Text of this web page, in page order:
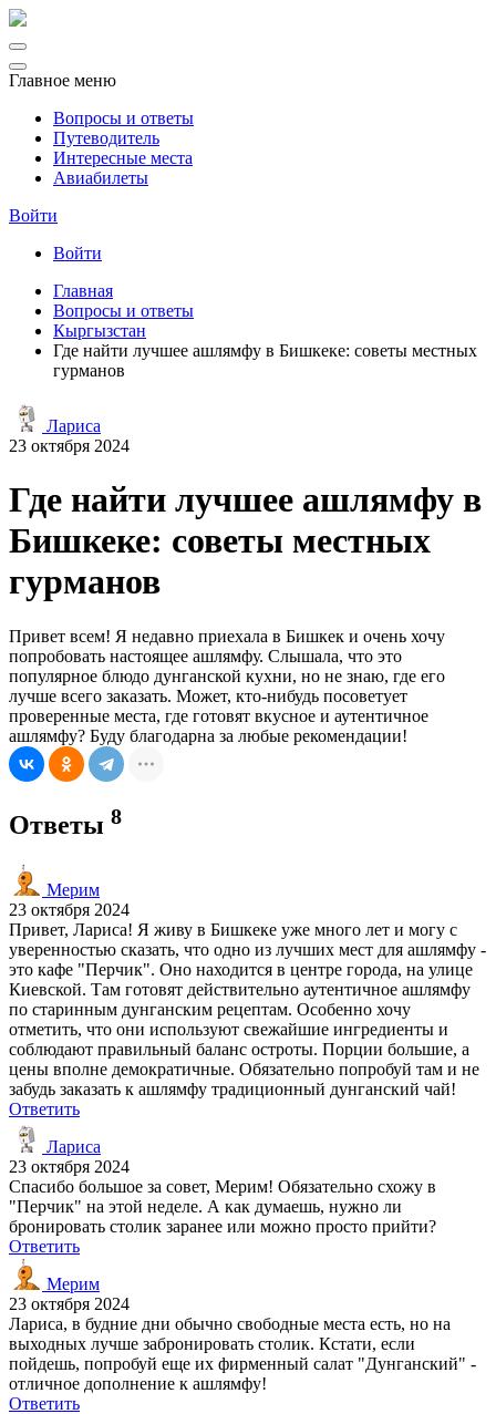
Главное меню
Вопросы и ответы
Путеводитель
Интересные места
Авиабилеты
Войти
Войти
Главная
Вопросы и ответы
Кыргызстан
Где найти лучшее ашлямфу в Бишкеке: советы местных
гурманов
Лариса
23 октября 2024
Где найти лучшее ашлямфу в
Бишкеке: советы местных
гурманов
Привет всем! Я недавно приехала в Бишкек и очень хочу
попробовать настоящее ашлямфу. Слышала, что это
популярное блюдо дунганской кухни, но не знаю, где его
лучше всего заказать. Может, кто-нибудь посоветует
проверенные места, где готовят вкусное и аутентичное
ашлямфу? Буду благодарна за любые рекомендации!
Ответы 8
Мерим
23 октября 2024
Привет, Лариса! Я живу в Бишкеке уже много лет и могу с
уверенностью сказать, что одно из лучших мест для ашлямфу -
это кафе "Перчик". Оно находится в центре города, на улице
Киевской. Там готовят действительно аутентичное ашлямфу
по старинным дунганским рецептам. Особенно хочу
отметить, что они используют свежайшие ингредиенты и
соблюдают правильный баланс остроты. Порции большие, а
цены вполне демократичные. Обязательно попробуй там и не
забудь заказать к ашлямфу традиционный дунганский чай!
Ответить
Лариса
23 октября 2024
Спасибо большое за совет, Мерим! Обязательно схожу в
"Перчик" на этой неделе. А как думаешь, нужно ли
бронировать столик заранее или можно просто прийти?
Ответить
Мерим
23 октября 2024
Лариса, в будние дни обычно свободные места есть, но на
выходных лучше забронировать столик. Кстати, если
пойдешь, попробуй еще их фирменный салат "Дунганский" -
отличное дополнение к ашлямфу!
Ответить